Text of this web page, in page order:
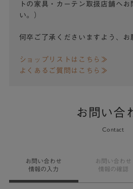
トの家具・カーテン取扱店舗へお
い。）
何卒ご了承くださいますよう、お
ショップリストはこちら≫
よくあるご質問はこちら≫
お問い合
Contact
お問い合わせ
情報の入力
お問い合わせ
情報の確認